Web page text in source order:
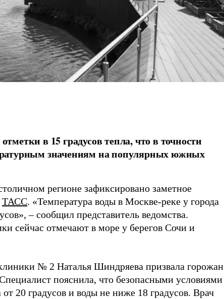
в 15 градусов тепла, что в точности
значениям на популярных южных
регионе зафиксировано заметное
ТАСС. «Температура воды в Москве-реке у города
– сообщил представитель ведомства.
сейчас отмечают в море у берегов Сочи и
№ 2 Наталья Шиндряева призвала горожан
пояснила, что безопасными условиями
20 градусов и воды не ниже 18 градусов. Врач